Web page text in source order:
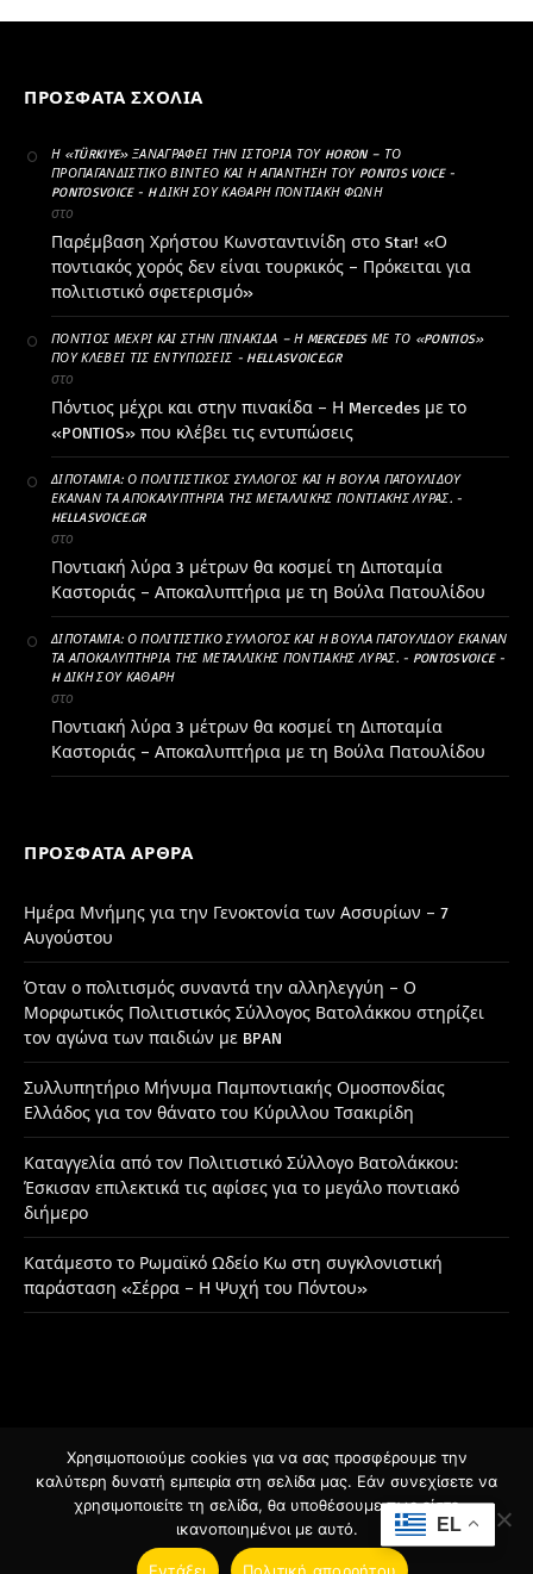
ΠΡΌΣΦΑΤΑ ΣΧΌΛΙΑ
Η «TÜRKIYE» ΞΑΝΑΓΡΆΦΕΙ ΤΗΝ ΙΣΤΟΡΊΑ ΤΟΥ HORON – ΤΟ
ΠΡΟΠΑΓΑΝΔΙΣΤΙΚΌ ΒΊΝΤΕΟ ΚΑΙ Η ΑΠΆΝΤΗΣΗ ΤΟΥ PONTOS VOICE -
PONTOSVOICE - H ΔΙΚΉ ΣΟΥ ΚΑΘΑΡΗ ΠΟΝΤΙΑΚΉ ΦΩΝΉ
στο
Παρέμβαση Χρήστου Κωνσταντινίδη στο Star! «Ο
ποντιακός χορός δεν είναι τουρκικός – Πρόκειται για
πολιτιστικό σφετερισμό»
ΠΌΝΤΙΟΣ ΜΈΧΡΙ ΚΑΙ ΣΤΗΝ ΠΙΝΑΚΊΔΑ – Η MERCEDES ΜΕ ΤΟ «PONTIOS»
ΠΟΥ ΚΛΈΒΕΙ ΤΙΣ ΕΝΤΥΠΏΣΕΙΣ - HELLASVOICE.GR
στο
Πόντιος μέχρι και στην πινακίδα – Η Mercedes με το
«PONTIOS» που κλέβει τις εντυπώσεις
ΔΙΠΟΤΑΜΊΑ: Ο ΠΟΛΙΤΙΣΤΙΚΌΣ ΣΎΛΛΟΓΟΣ ΚΑΙ Η ΒΟΎΛΑ ΠΑΤΟΥΛΊΔΟΥ
ΈΚΑΝΑΝ ΤΑ ΑΠΟΚΑΛΥΠΤΉΡΙΑ ΤΗΣ ΜΕΤΑΛΛΙΚΉΣ ΠΟΝΤΙΑΚΉΣ ΛΎΡΑΣ. -
HELLASVOICE.GR
στο
Ποντιακή λύρα 3 μέτρων θα κοσμεί τη Διποταμία
Καστοριάς – Αποκαλυπτήρια με τη Βούλα Πατουλίδου
ΔΙΠΟΤΑΜΊΑ: Ο ΠΟΛΙΤΙΣΤΙΚΌ ΣΎΛΛΟΓΟΣ ΚΑΙ Η ΒΟΎΛΑ ΠΑΤΟΥΛΊΔΟΥ ΈΚΑΝΑΝ
ΤΑ ΑΠΟΚΑΛΥΠΤΉΡΙΑ ΤΗΣ ΜΕΤΑΛΛΙΚΉΣ ΠΟΝΤΙΑΚΉΣ ΛΎΡΑΣ. - PONTOSVOICE -
H ΔΙΚΉ ΣΟΥ ΚΑΘΑΡΗ
στο
Ποντιακή λύρα 3 μέτρων θα κοσμεί τη Διποταμία
Καστοριάς – Αποκαλυπτήρια με τη Βούλα Πατουλίδου
ΠΡΌΣΦΑΤΑ ΆΡΘΡΑ
Ημέρα Μνήμης για την Γενοκτονία των Ασσυρίων – 7
Αυγούστου
Όταν ο πολιτισμός συναντά την αλληλεγγύη – Ο
Μορφωτικός Πολιτιστικός Σύλλογος Βατολάκκου στηρίζει
τον αγώνα των παιδιών με BPAN
Συλλυπητήριο Μήνυμα Παμποντιακής Ομοσπονδίας
Ελλάδος για τον θάνατο του Κύριλλου Τσακιρίδη
Καταγγελία από τον Πολιτιστικό Σύλλογο Βατολάκκου:
Έσκισαν επιλεκτικά τις αφίσες για το μεγάλο ποντιακό
διήμερο
Κατάμεστο το Ρωμαϊκό Ωδείο Κω στη συγκλονιστική
παράσταση «Σέρρα – Η Ψυχή του Πόντου»
FacebookInstagram
© 2026 Designed by BSee.gr
EL
Χρησιμοποιούμε cookies για να σας προσφέρουμε την
καλύτερη δυνατή εμπειρία στη σελίδα μας. Εάν συνεχίσετε να
χρησιμοποιείτε τη σελίδα, θα υποθέσουμε πως είστε
ικανοποιημένοι με αυτό.
Εντάξει Πολιτική απορρήτου